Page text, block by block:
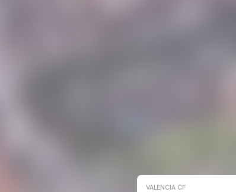
VALENCIA CF